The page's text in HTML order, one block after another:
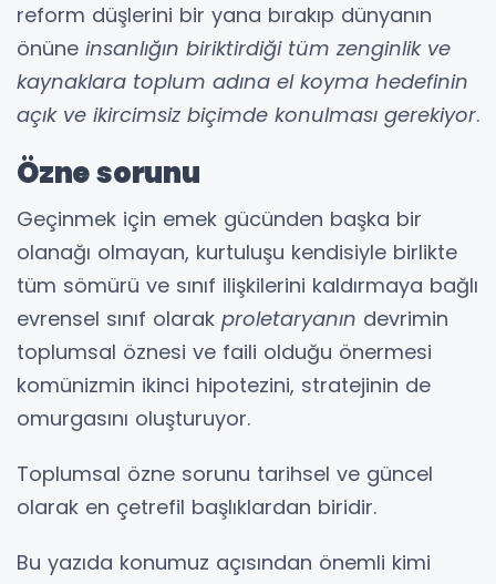
reform düşlerini bir yana bırakıp dünyanın
önüne insanlığın biriktirdiği tüm zenginlik ve
kaynaklara toplum adına el koyma hedefinin
açık ve ikircimsiz biçimde konulması gerekiyor.
Özne sorunu
Geçinmek için emek gücünden başka bir
olanağı olmayan, kurtuluşu kendisiyle birlikte
tüm sömürü ve sınıf ilişkilerini kaldırmaya bağlı
evrensel sınıf olarak proletaryanın devrimin
toplumsal öznesi ve faili olduğu önermesi
komünizmin ikinci hipotezini, stratejinin de
omurgasını oluşturuyor.
Toplumsal özne sorunu tarihsel ve güncel
olarak en çetrefil başlıklardan biridir.
Bu yazıda konumuz açısından önemli kimi